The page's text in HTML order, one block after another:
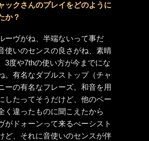
ックさんのプレイをどのように
か？
ーヴがね、半端ないって事だ
使いのセンスの良さがね、素晴
3度や7thの使い方が今までにな
。有名なダブルストップ（チャ
ーの有名なフレーズ。和音を用
したってそうだけど、他のベー
く違ったものに聞こえたから
がドォーンって来るべーシスト
ど、それに音使いのセンスが伴